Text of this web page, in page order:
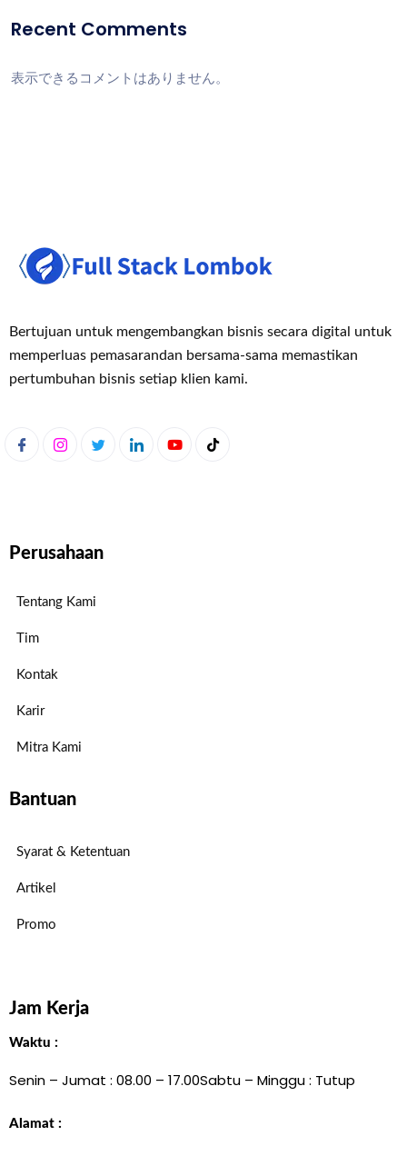
Recent Comments
表示できるコメントはありません。
Bertujuan untuk mengembangkan bisnis secara digital untuk
memperluas pemasarandan bersama-sama memastikan
pertumbuhan bisnis setiap klien kami.
Perusahaan
Tentang Kami
Tim
Kontak
Karir
Mitra Kami
Bantuan
Syarat & Ketentuan
Artikel
Promo
Jam Kerja
Waktu :
Senin – Jumat : 08.00 – 17.00Sabtu – Minggu : Tutup
Alamat :